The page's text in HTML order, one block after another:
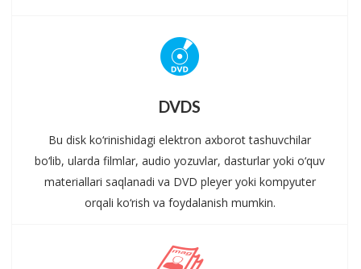
DVDS
Bu disk ko‘rinishidagi elektron axborot tashuvchilar
bo‘lib, ularda filmlar, audio yozuvlar, dasturlar yoki o‘quv
materiallari saqlanadi va DVD pleyer yoki kompyuter
orqali ko‘rish va foydalanish mumkin.